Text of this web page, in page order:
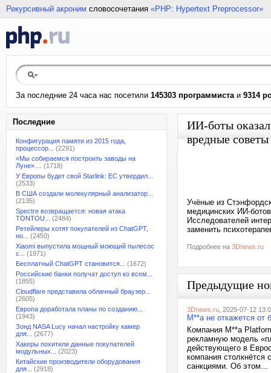
Рекурсивный акроним словосочетания «PHP: Hypertext Preprocessor»
За последние 24 часа нас посетили 145303 программистаи 9314
Последние
Конфигурация памяти из 2015 года,
процессор...
(2291)
«Мы собираемся построить заводы на
Луне»....
(1718)
У Европы будет свой Starlink: ЕС утвердил...
(2533)
В США создали молекулярный анализатор...
(2135)
Spectre возвращается: новая атака
TONTOU...
(2484)
Ретейлеры хотят покупателей из ChatGPT,
но...
(2450)
Xiaomi выпустила мощный моющий пылесос
с...
(1971)
Бесплатный ChatGPT становится...
(1672)
Российские банки получат доступ ко всем...
(1855)
Cloudflare представила облачный браузер...
(2605)
Европа доработала планы по созданию...
(1943)
Зонд NASA Lucy начал настройку камер
для...
(2677)
Хакеры похитили данные покупателей
модульных...
(2023)
Китайские производители оборудования
для...
(2918)
ИИ-боты
вредные
Учёные из
медицинских ИИ-
Исследователей
заменить
Подробнее на 3Dnews.ru
Предыдущие
3Dnews.ru , 2025-07-12
M**a не откажется
Компания M**a
рекламную модель
действующего в
компания
санкциями. Об этом...